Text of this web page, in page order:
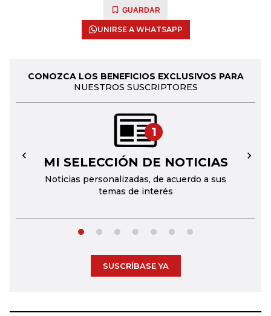
GUARDAR
UNIRSE A WHATSAPP
CONOZCA LOS BENEFICIOS EXCLUSIVOS PARA
NUESTROS SUSCRIPTORES
1
MI SELECCIÓN DE NOTICIAS
Noticias personalizadas, de acuerdo a sus
temas de interés
← →
SUSCRÍBASE YA